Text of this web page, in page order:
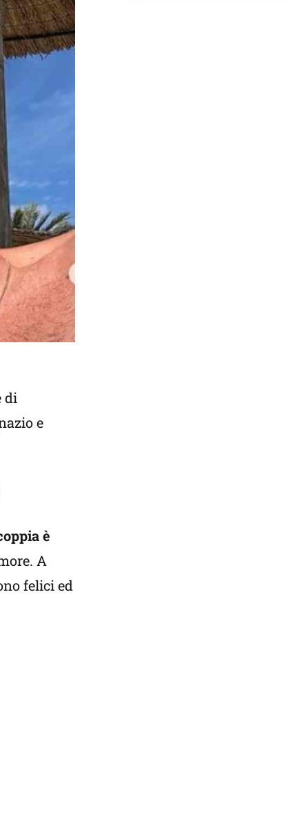
di
e
è
A
felici ed